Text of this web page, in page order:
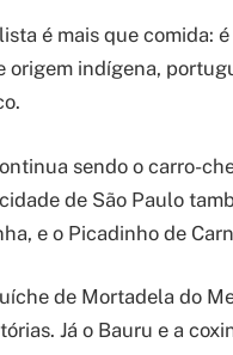
é mais que comida:
origem indígena,
sendo o carro-
de São Paulo
e o Picadinho de
de Mortadela do
Já o Bauru e a